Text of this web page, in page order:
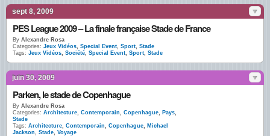
sept 8, 2009
PES League 2009 – La finale française Stade de France
By Alexandre Rosa
Categories: Jeux Vidéos, Special Event, Sport, Stade
Tags: Jeux Vidéos, Société, Special Event, Sport, Stade
juin 30, 2009
Parken, le stade de Copenhague
By Alexandre Rosa
Categories: Architecture, Contemporain, Copenhague, Pays,
Stade
Tags: Architecture, Contemporain, Copenhague, Michael
Jackson, Stade, Voyage